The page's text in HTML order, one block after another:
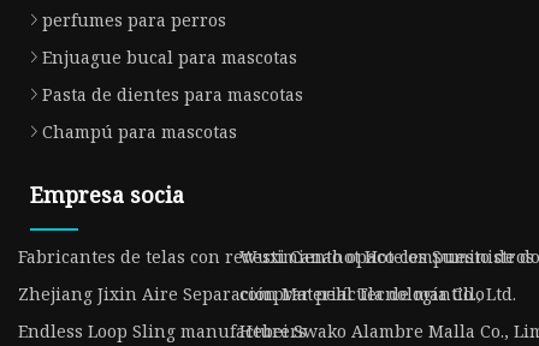
perfumes para perros
Enjuague bucal para mascotas
Pasta de dientes para mascotas
Champú para mascotas
Empresa socia
Fabricantes de telas con revestimiento opaco compuesto de
Wuxi Canahot Hoteles Suministros
Zhejiang Jixin Aire Separación Material Tecnología Co., Ltd.
comprar película de mantillo
Endless Loop Sling manufacturersHebei Swako Alambre Malla Co.,